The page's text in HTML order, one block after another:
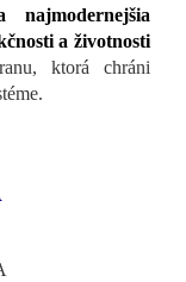
najmodernejšia
a životnosti
ktorá chráni